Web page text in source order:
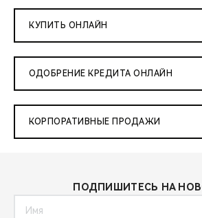
КУПИТЬ ОНЛАЙН
ОДОБРЕНИЕ КРЕДИТА ОНЛАЙН
КОРПОРАТИВНЫЕ ПРОДАЖИ
ПОДПИШИТЕСЬ НА